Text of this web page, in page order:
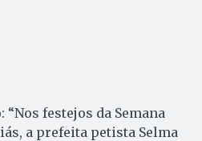
festejos da Semana
a prefeita petista Selma